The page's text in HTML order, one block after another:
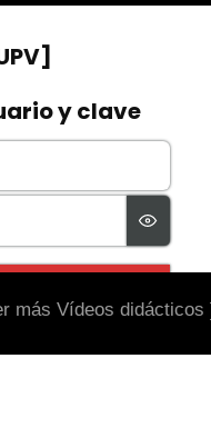
más Vídeos didácticos